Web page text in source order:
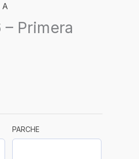
A
Primera
PARCHE